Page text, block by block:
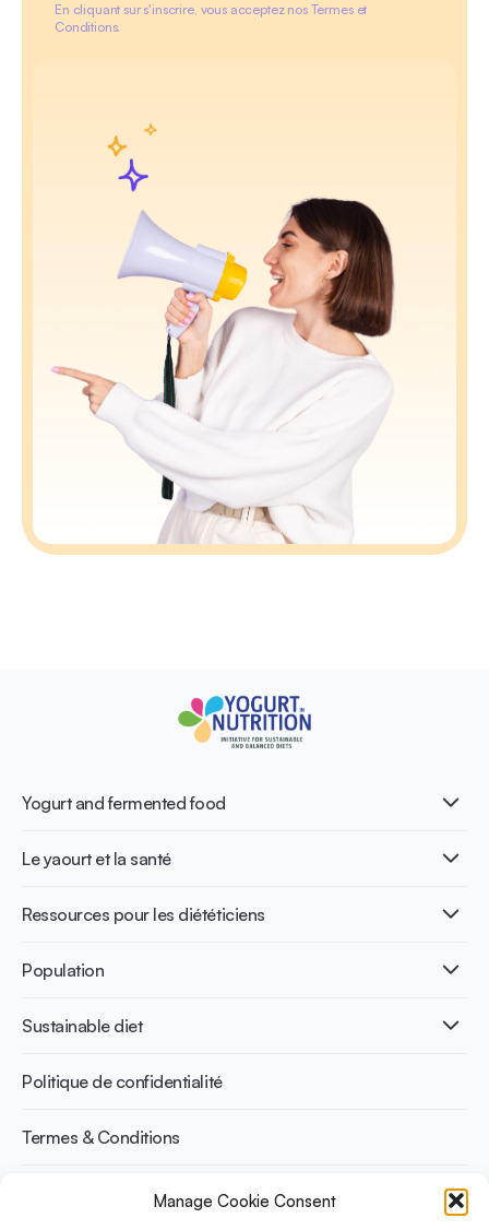
Manage Cookie Consent
En cliquant sur s'inscrire, vous acceptez nos Termes et
Conditions.
Yogurt and fermented food
Qu’est-ce que le yaourt ?
Nutri-dense food
Le yaourt et la santé
Healthy Diets & Lifestyle
Santé intestinale
Santé osseuse
Gestion du poids
Ressources pour les diététiciens
Publications
Infographics
Recettes
Population
Adulte
Sportif
Sustainable diet
Benefits for planet health
Benefits for human health
Politique de confidentialité
Termes & Conditions